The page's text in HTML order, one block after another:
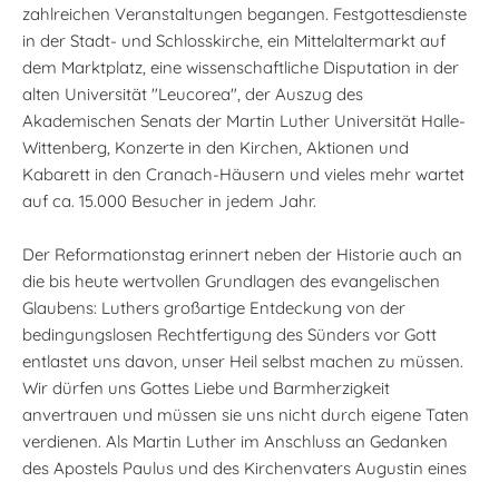
zahlreichen Veranstaltungen begangen. Festgottesdienste
in der Stadt- und Schlosskirche, ein Mittelaltermarkt auf
dem Marktplatz, eine wissenschaftliche Disputation in der
alten Universität "Leucorea", der Auszug des
Akademischen Senats der Martin Luther Universität Halle-
Wittenberg, Konzerte in den Kirchen, Aktionen und
Kabarett in den Cranach-Häusern und vieles mehr wartet
auf ca. 15.000 Besucher in jedem Jahr.
Der Reformationstag erinnert neben der Historie auch an
die bis heute wertvollen Grundlagen des evangelischen
Glaubens: Luthers großartige Entdeckung von der
bedingungslosen Rechtfertigung des Sünders vor Gott
entlastet uns davon, unser Heil selbst machen zu müssen.
Wir dürfen uns Gottes Liebe und Barmherzigkeit
anvertrauen und müssen sie uns nicht durch eigene Taten
verdienen. Als Martin Luther im Anschluss an Gedanken
des Apostels Paulus und des Kirchenvaters Augustin eines